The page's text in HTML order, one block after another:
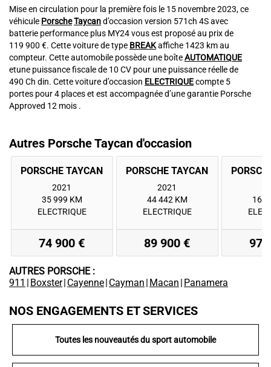
Mise en circulation pour la première fois le 15 novembre 2023, ce
véhicule PorscheTaycand’occasion version 571ch 4S avec
batterie performance plus MY24 vous est proposé au prix de
119 900 €. Cette voiture de type BREAKaffiche 1423 km au
compteur. Cette automobile possède une boîteAUTOMATIQUE
etune puissance fiscale de 10 CV pour une puissance réelle de
490 Ch din. Cette voiture d’occasion ELECTRIQUEcompte 5
portes pour 4 places et est accompagnée d’une garantie Porsche
Approved 12 mois .
Autres Porsche Taycan d'occasion
2021
35 999 KM
ELECTRIQUE
74 900 €
2021
44 442 KM
ELECTRIQUE
89 900 €
16
97
AUTRES PORSCHE :
911 | Boxster| Cayenne| Cayman | Macan | Panamera
NOS ENGAGEMENTS ET SERVICES
Toutes les nouveautés du sport automobile